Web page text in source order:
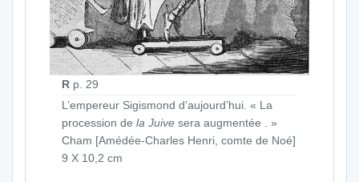
R p. 29
L’empereur Sigismond d’aujourd’hui. « La
procession de la Juive sera augmentée . »
Cham [Amédée-Charles Henri, comte de Noé]
9 X 10,2 cm